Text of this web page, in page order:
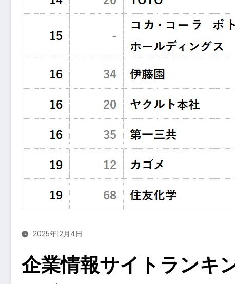
2025年12月4日
企業情報サイトランキ